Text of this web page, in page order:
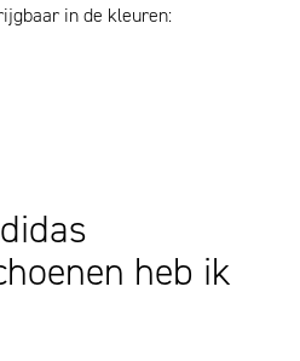
in de kleuren:
heb ik